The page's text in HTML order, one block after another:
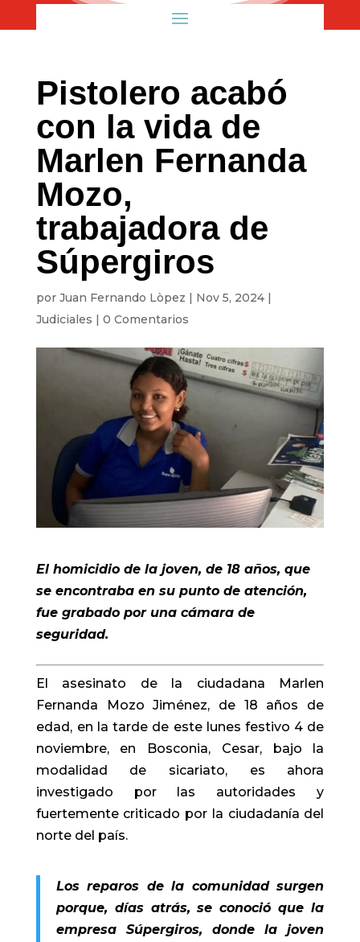
Pistolero acabó
con la vida de
Marlen Fernanda
Mozo,
trabajadora de
Súpergiros
por Juan Fernando Lòpez | Nov 5, 2024|
Judiciales | 0 Comentarios
El homicidio de la joven, de 18 años, que
se encontraba en su punto de atención,
fue grabado por una cámara de
seguridad.
El asesinato de la ciudadana Marlen
Fernanda Mozo Jiménez, de 18 años de
edad, en la tarde de este lunes festivo 4 de
noviembre, en Bosconia, Cesar, bajo la
modalidad de sicariato, es ahora
investigado por las autoridades y
fuertemente criticado por la ciudadanía del
norte del país.
Los reparos de la comunidad surgen
porque, días atrás, se conoció que la
empresa Súpergiros, donde la joven